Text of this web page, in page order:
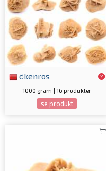
ökenros
1000 gram | 16 produkter
se produkt